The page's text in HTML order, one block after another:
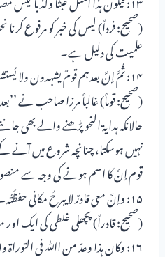
(صحیح: فرداً) لیس کی خبر کو مرفوع کرنا
علمیت کی دلیل ہے۔
۱۴: ثُمَّ إنَّ بعدہم قومٌ یشہدون ولا یُستشہدون۔
(صحیح: قوماً) غالباً مرزا صاحب نے
حالانکہ ہدایۃ النحو پڑھنے والے بھی
نہیں ہوسکتا، چنانچہ شروع میں آنے
قوم إنَّ کا اسم ہونے کی وجہ سے
۱۵: وإنَّ معی قادرٌ لا یبرحُ مکانی حفظَتُہ۔
(صحیح: قادراً) پچھلی غلطی کی ایک
۱۶: وکان ہذا وعدٌ من اﷲ فی التوراۃ والإنجیل والقرآن۔